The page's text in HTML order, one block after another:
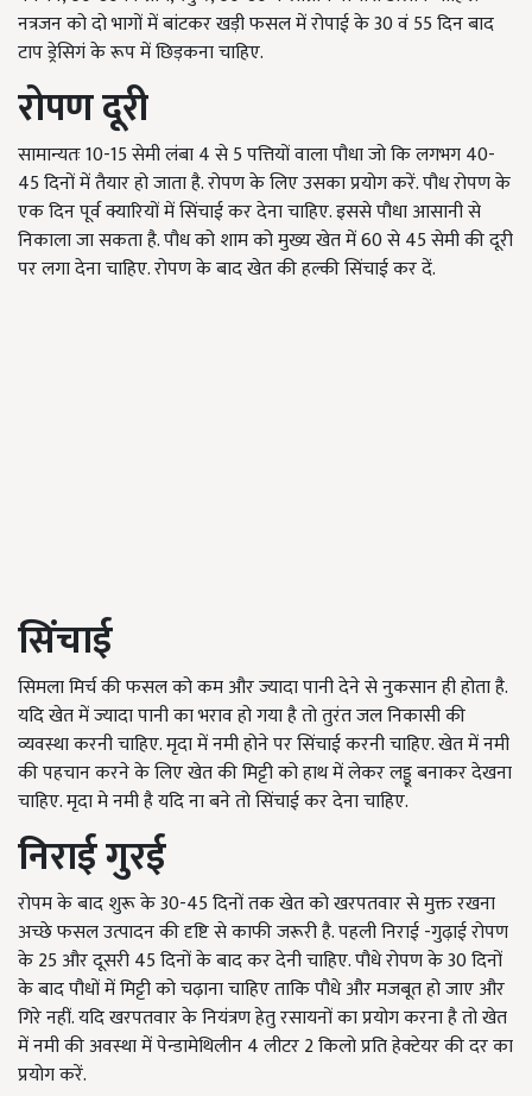
नत्रजन को दो भागों में बांटकर खड़ी फसल में रोपाई के 30 वं 55 दिन बाद
टाप ड्रेसिगं के रूप में छिड़कना चाहिए.
रोपण दूरी
सामान्यतः 10-15 सेमी लंबा 4 से 5 पत्तियों वाला पौधा जो कि लगभग 40-
45 दिनों में तैयार हो जाता है. रोपण के लिए उसका प्रयोग करें. पौध रोपण के
एक दिन पूर्व क्यारियों में सिंचाई कर देना चाहिए. इससे पौधा आसानी से
निकाला जा सकता है. पौध को शाम को मुख्य खेत में 60 से 45 सेमी की दूरी
पर लगा देना चाहिए. रोपण के बाद खेत की हल्की सिंचाई कर दें.
सिंचाई
सिमला मिर्च की फसल को कम और ज्यादा पानी देने से नुकसान ही होता है.
यदि खेत में ज्यादा पानी का भराव हो गया है तो तुरंत जल निकासी की
व्यवस्था करनी चाहिए. मृदा में नमी होने पर सिंचाई करनी चाहिए. खेत में नमी
की पहचान करने के लिए खेत की मिट्टी को हाथ में लेकर लड्डू बनाकर देखना
चाहिए. मृदा मे नमी है यदि ना बने तो सिंचाई कर देना चाहिए.
निराई गुरई
रोपम के बाद शुरू के 30-45 दिनों तक खेत को खरपतवार से मुक्त रखना
अच्छे फसल उत्पादन की दृष्टि से काफी जरूरी है. पहली निराई -गुढ़ाई रोपण
के 25 और दूसरी 45 दिनों के बाद कर देनी चाहिए. पौधे रोपण के 30 दिनों
के बाद पौधों में मिट्टी को चढ़ाना चाहिए ताकि पौधे और मजबूत हो जाए और
गिरे नहीं. यदि खरपतवार के नियंत्रण हेतु रसायनों का प्रयोग करना है तो खेत
में नमी की अवस्था में पेन्डामेथिलीन 4 लीटर 2 किलो प्रति हेक्टेयर की दर का
प्रयोग करें.